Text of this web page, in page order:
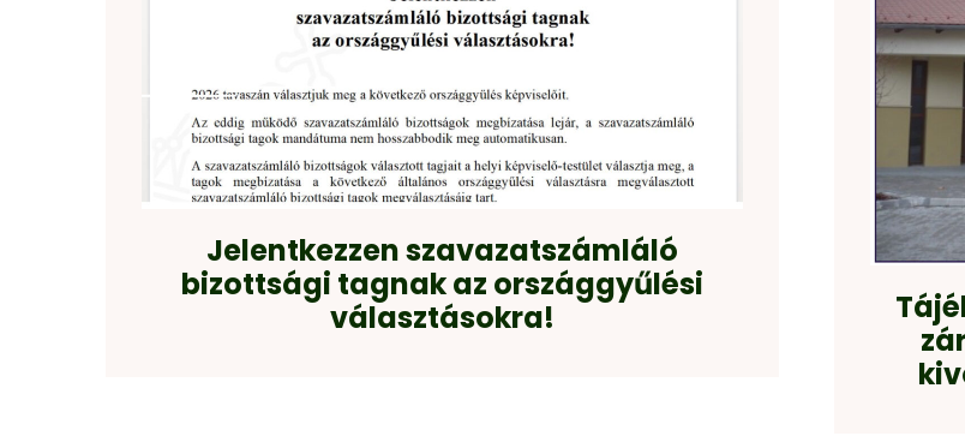
Jelentkezzen szavazatszámláló
bizottsági tagnak az országgyűlési
választásokra!